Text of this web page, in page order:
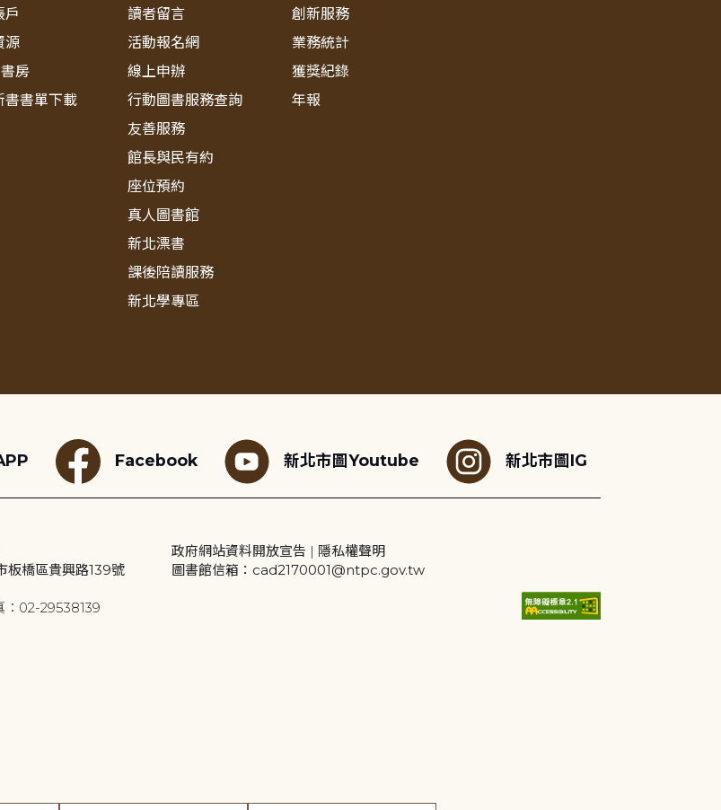
戶
源
房
書書單下載
讀者留言
活動報名網
線上申辦
行動圖書服務查詢
友善服務
館長與民有約
座位預約
真人圖書館
新北漂書
課後陪讀服務
新北學專區
創新服務
業務統計
獲獎紀錄
年報
Facebook 新北市圖Youtube 新北市圖IG
板橋區貴興路139號
02-29538139
政府網站資料開放宣告 | 隱私權聲明
圖書館信箱：cad2170001@ntpc.gov.tw